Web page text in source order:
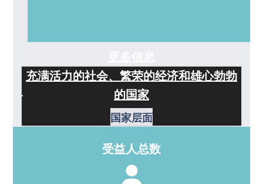
充满活力的社会、繁荣的经济和雄心勃勃
的国家
国家层面
受益人总数